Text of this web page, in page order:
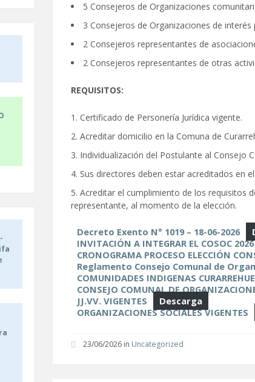
5 Consejeros de Organizaciones
3 Consejeros de Organizaciones de
2 Consejeros representantes de
2 Consejeros representantes de otras
REQUISITOS:
Certificado de Personería Jurídica vigente.
Acreditar domicilio en la Comuna de
Individualización del Postulante al Consejo
Sus directores deben estar acreditados en
Acreditar el cumplimiento de los requisitos
representante, al momento de la elección.
Decreto Exento N° 1019 – 18-06-2026
INVITACIÓN A INTEGRAR EL COSOC 2026
CRONOGRAMA PROCESO ELECCIÓN
Reglamento Consejo Comunal de
COMUNIDADES INDIGENAS CURARREHUE
CONSEJO COMUNAL DE
JJ.VV. VIGENTES
Descarga
ORGANIZACIONES SOCIALES VIGENTES
23/06/2026in Uncategorized